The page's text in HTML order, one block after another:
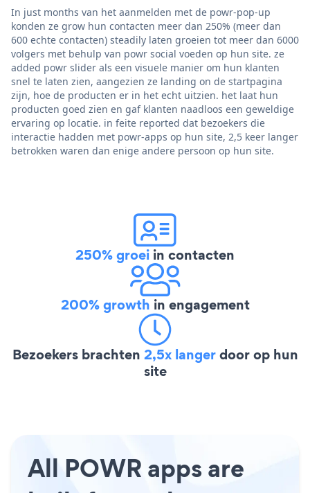
In just months van het aanmelden met de powr-pop-up
konden ze grow hun contacten meer dan 250% (meer dan
600 echte contacten) steadily laten groeien tot meer dan 6000
volgers met behulp van powr social voeden op hun site. ze
added powr slider als een visuele manier om hun klanten
snel te laten zien, aangezien ze landing on de startpagina
zijn, hoe de producten er in het echt uitzien. het laat hun
producten goed zien en gaf klanten naadloos een geweldige
ervaring op locatie. in feite reported dat bezoekers die
interactie hadden met powr-apps op hun site, 2,5 keer langer
betrokken waren dan enige andere persoon op hun site.
250% groei in contacten
200% growth in engagement
Bezoekers brachten 2,5x langerdoor op hun
site
All POWR apps are